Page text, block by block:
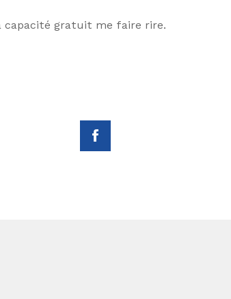
capacité gratuit me faire rire.